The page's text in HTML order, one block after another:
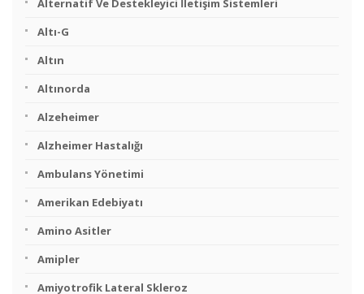
Alternatif Ve Destekleyici İletişim Sistemleri
Altı-G
Altın
Altınorda
Alzeheimer
Alzheimer Hastalığı
Ambulans Yönetimi
Amerikan Edebiyatı
Amino Asitler
Amipler
Amiyotrofik Lateral Skleroz